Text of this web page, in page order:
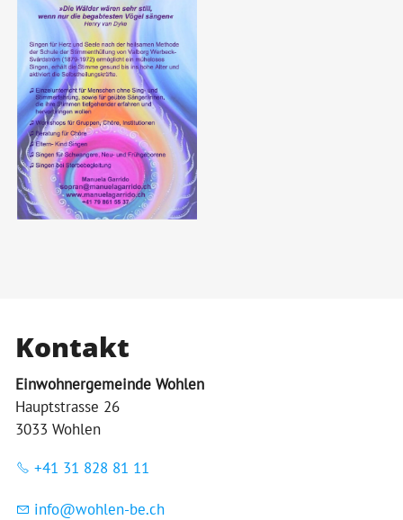
Kontakt
Einwohnergemeinde Wohlen
Hauptstrasse 26
3033 Wohlen
+41 31 828 81 11
nf w hl n-b ch